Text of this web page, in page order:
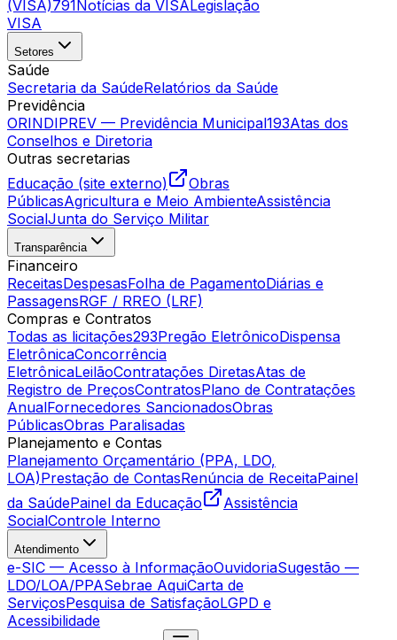
(VISA)791Notícias da VISALegislação
VISA
Setores
Saúde
Secretaria da SaúdeRelatórios da Saúde
Previdência
ORINDIPREV — Previdência Municipal193Atas dos
Conselhos e Diretoria
Outras secretarias
Educação (site externo)
Obras
PúblicasAgricultura e Meio AmbienteAssistência
SocialJunta do Serviço Militar
Transparência
Financeiro
ReceitasDespesasFolha de PagamentoDiárias e
PassagensRGF / RREO (LRF)
Compras e Contratos
Todas as licitações293Pregão EletrônicoDispensa
EletrônicaConcorrência
EletrônicaLeilãoContratações DiretasAtas de
Registro de PreçosContratosPlano de Contratações
AnualFornecedores SancionadosObras
PúblicasObras Paralisadas
Planejamento e Contas
Planejamento Orçamentário (PPA, LDO,
LOA)Prestação de ContasRenúncia de ReceitaPainel
da SaúdePainel da Educação
Assistência
SocialControle Interno
Atendimento
e-SIC — Acesso à InformaçãoOuvidoriaSugestão —
LDO/LOA/PPASebrae AquiCarta de
ServiçosPesquisa de SatisfaçãoLGPD e
Acessibilidade